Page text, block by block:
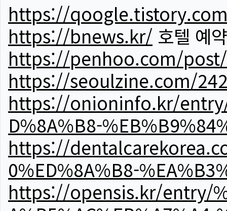
https://
https://bnews.kr/ 호텔 예약
https://penhoo.com/
https://seoulzine.com/
https://onioninfo.kr/entry/
D%8A%B8-
https://
0%ED%8A%B8-
https://opensis.kr/entry/